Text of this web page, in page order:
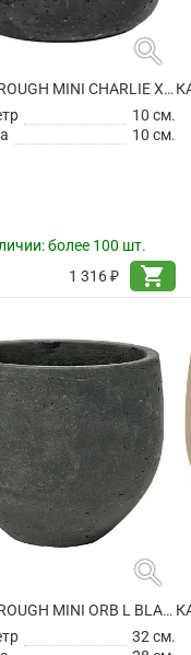
search
КАШПО ROUGH MINI CHARLIE XXS BLACK WASHED
10 см.
10 см.
более 100 шт.
1 316 ₽
shopping_cart
search
КАШПО ROUGH MINI ORB L BLACK WASHED
32 см.